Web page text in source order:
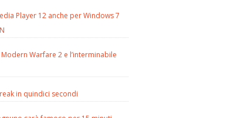
Player 12 anche per Windows 7
Warfare 2 e l’interminabile
in quindici secondi